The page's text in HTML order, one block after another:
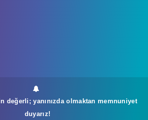
değerli; yanınızda olmaktan memnuniyet
duyarız!